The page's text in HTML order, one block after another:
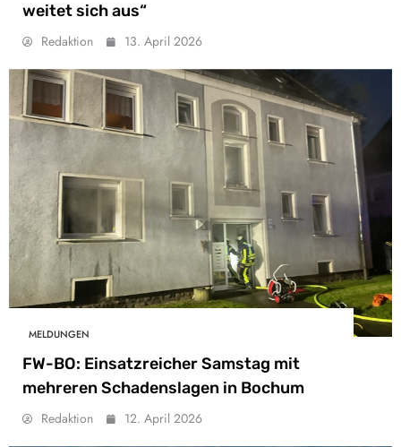
weitet sich aus“
Redaktion 13. April 2026
MELDUNGEN
FW-BO: Einsatzreicher Samstag mit
mehreren Schadenslagen in Bochum
Redaktion 12. April 2026